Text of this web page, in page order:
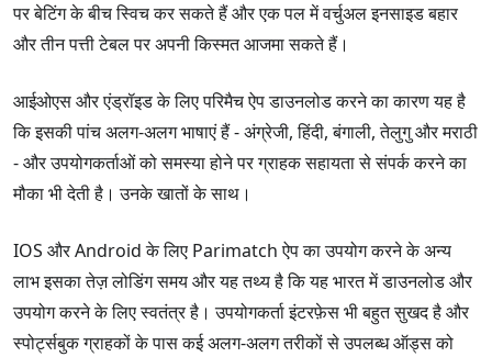
पर बेटिंग के बीच स्विच कर सकते हैं और एक पल में वर्चुअल इनसाइड बहार
और तीन पत्ती टेबल पर अपनी किस्मत आजमा सकते हैं।
आईओएस और एंड्रॉइड के लिए परिमैच ऐप डाउनलोड करने का कारण यह है
कि इसकी पांच अलग-अलग भाषाएं हैं - अंग्रेजी, हिंदी, बंगाली, तेलुगु और मराठी
- और उपयोगकर्ताओं को समस्या होने पर ग्राहक सहायता से संपर्क करने का
मौका भी देती है। उनके खातों के साथ।
IOS और Android के लिए Parimatch ऐप का उपयोग करने के अन्य
लाभ इसका तेज़ लोडिंग समय और यह तथ्य है कि यह भारत में डाउनलोड और
उपयोग करने के लिए स्वतंत्र है। उपयोगकर्ता इंटरफ़ेस भी बहुत सुखद है और
स्पोर्ट्सबुक ग्राहकों के पास कई अलग-अलग तरीकों से उपलब्ध ऑड्स को